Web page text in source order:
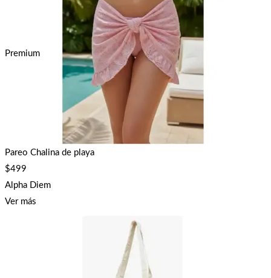
Premium
Pareo Chalina de playa
$499
Alpha Diem
Ver más